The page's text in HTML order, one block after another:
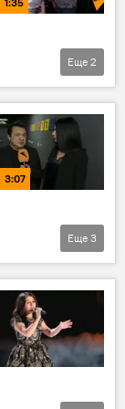
Еще 2
3:07
Еще 3